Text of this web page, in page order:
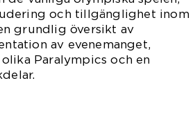
och tillgänglighet inom
grundlig översikt av
av evenemanget,
Paralympics och en